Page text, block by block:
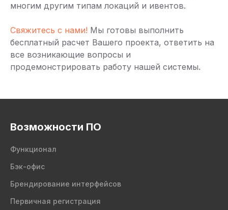
многим другим типам локаций и ивентов.
Свяжитесь с нами! Мы готовы выполнить
бесплатный расчет Вашего проекта, ответить на
все возникающие вопросы и
продемонстрировать работу нашей системы.
Возможности ПО
Функционал
Бэк-офис
Брендирование интерфейсов
Первичная регистрация